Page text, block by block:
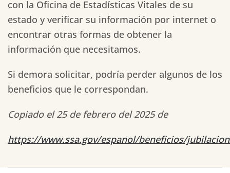
con la Oficina de Estadísticas Vitales de su
estado y verificar su información por internet o
encontrar otras formas de obtener la
información que necesitamos.
Si demora solicitar, podría perder algunos de los
beneficios que le correspondan.
Copiado el 25 de febrero del 2025 de
https://www.ssa.gov/espanol/beneficios/